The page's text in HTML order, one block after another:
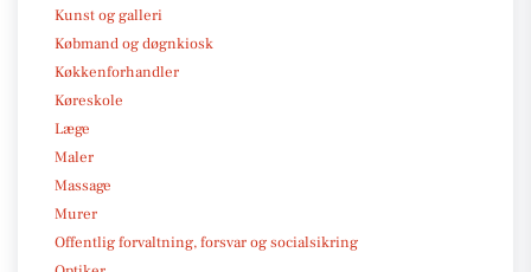
Kunst og galleri
Købmand og døgnkiosk
Køkkenforhandler
Køreskole
Læge
Maler
Massage
Murer
Offentlig forvaltning, forsvar og socialsikring